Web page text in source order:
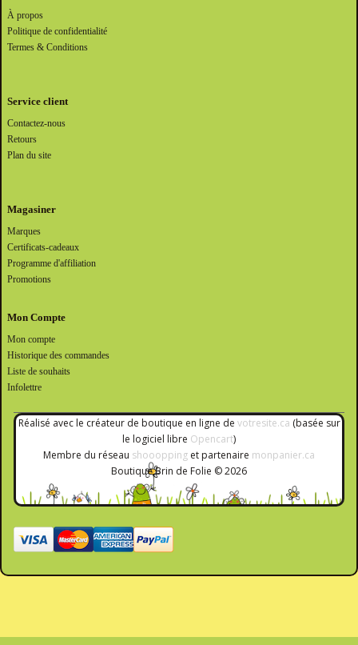
À propos
Politique de confidentialité
Termes & Conditions
Service client
Contactez-nous
Retours
Plan du site
Magasiner
Marques
Certificats-cadeaux
Programme d'affiliation
Promotions
Mon Compte
Mon compte
Historique des commandes
Liste de souhaits
Infolettre
Réalisé avec le créateur de boutique en ligne de votresite.ca (basée sur
le logiciel libre Opencart)
Membre du réseau shooopping et partenaire monpanier.ca
Boutique Brin de Folie © 2026